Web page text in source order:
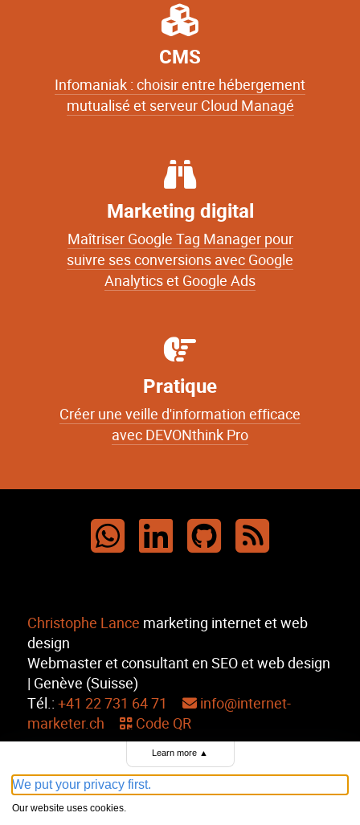
CMS
Infomaniak : choisir entre hébergement
mutualisé et serveur Cloud Managé
Marketing digital
Maîtriser Google Tag Manager pour
suivre ses conversions avec Google
Analytics et Google Ads
Pratique
Créer une veille d'information efficace
avec DEVONthink Pro
Christophe Lance marketing internet et web
design
Webmaster et consultant en SEO et web design
| Genève (Suisse)
Tél.: +41 ‭22 731 64 71‬
info@internet-
marketer.ch
Code QR
Copyright © 2026
IDE: CHE-244.245.192
Learn more ▲
We put your privacy first.
Our website uses cookies.